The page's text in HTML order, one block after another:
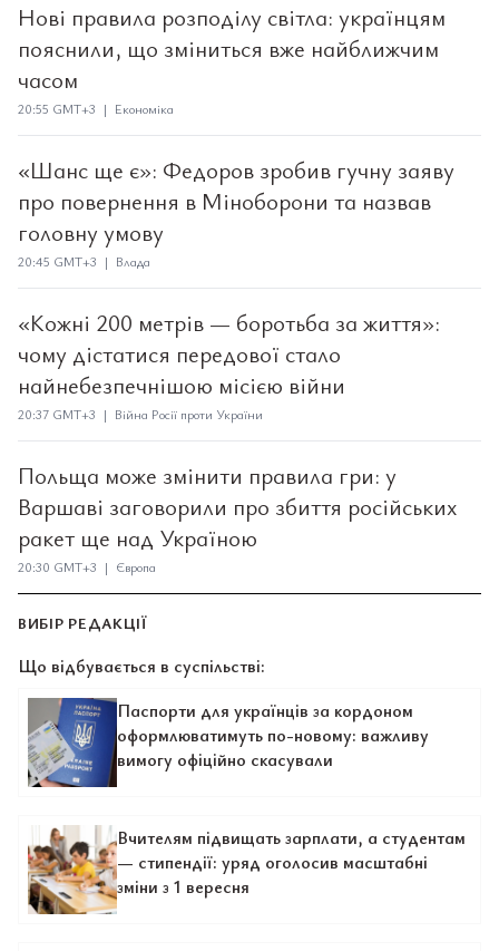
Нові правила розподілу світла: українцям
пояснили, що зміниться вже найближчим
часом
20:55 GMT+3 | Економіка
«Шанс ще є»: Федоров зробив гучну заяву
про повернення в Міноборони та назвав
головну умову
20:45 GMT+3 | Влада
«Кожні 200 метрів — боротьба за життя»:
чому дістатися передової стало
найнебезпечнішою місією війни
20:37 GMT+3 | Війна Росії проти України
Польща може змінити правила гри: у
Варшаві заговорили про збиття російських
ракет ще над Україною
20:30 GMT+3 | Європа
ВИБІР РЕДАКЦІЇ
Що відбувається в суспільстві:
Паспорти для українців за кордоном
оформлюватимуть по-новому: важливу
вимогу офіційно скасували
Вчителям підвищать зарплати, а студентам
— стипендії: уряд оголосив масштабні
зміни з 1 вересня